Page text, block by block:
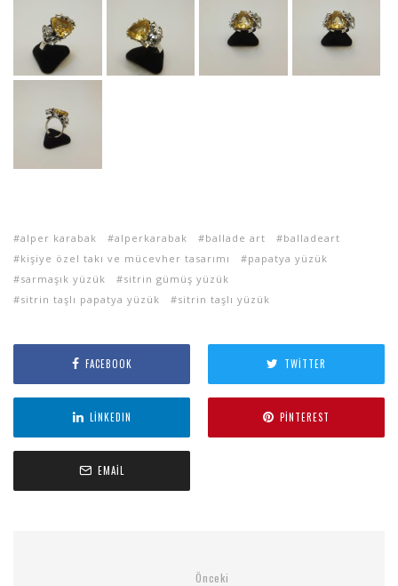
alper karabak alperkarabak ballade art
balladeart
kişiye özel takı ve mücevher tasarımı
papatya yüzük
sarmaşık yüzük
sitrin gümüş yüzük
sitrin taşlı papatya yüzük
sitrin taşlı yüzük
FACEBOOK TWITTER
LINKEDIN PINTEREST
EMAIL
Önceki